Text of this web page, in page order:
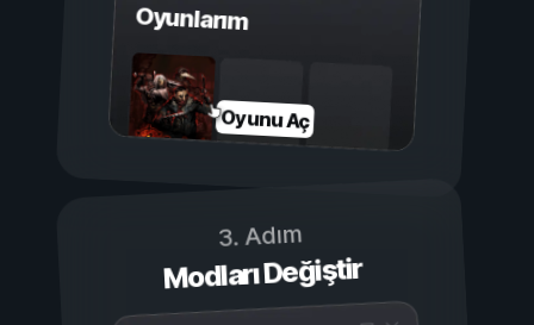
Oyunlarım
Oyunu Aç
3. Adım
Modları Değiştir